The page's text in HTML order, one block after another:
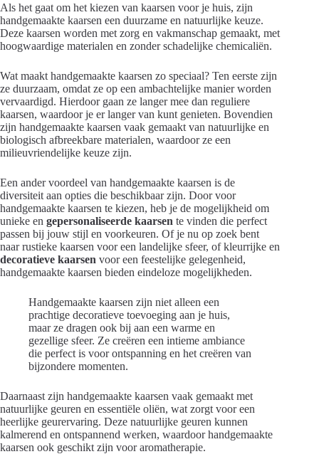
Als het gaat om het kiezen van kaarsen voor je huis, zijn
handgemaakte kaarsen een duurzame en natuurlijke keuze.
Deze kaarsen worden met zorg en vakmanschap gemaakt, met
hoogwaardige materialen en zonder schadelijke chemicaliën.
Wat maakt handgemaakte kaarsen zo speciaal? Ten eerste zijn
ze duurzaam, omdat ze op een ambachtelijke manier worden
vervaardigd. Hierdoor gaan ze langer mee dan reguliere
kaarsen, waardoor je er langer van kunt genieten. Bovendien
zijn handgemaakte kaarsen vaak gemaakt van natuurlijke en
biologisch afbreekbare materialen, waardoor ze een
milieuvriendelijke keuze zijn.
Een ander voordeel van handgemaakte kaarsen is de
diversiteit aan opties die beschikbaar zijn. Door voor
handgemaakte kaarsen te kiezen, heb je de mogelijkheid om
unieke en gepersonaliseerde kaarsen te vinden die perfect
passen bij jouw stijl en voorkeuren. Of je nu op zoek bent
naar rustieke kaarsen voor een landelijke sfeer, of kleurrijke en
decoratieve kaarsen voor een feestelijke gelegenheid,
handgemaakte kaarsen bieden eindeloze mogelijkheden.
Handgemaakte kaarsen zijn niet alleen een
prachtige decoratieve toevoeging aan je huis,
maar ze dragen ook bij aan een warme en
gezellige sfeer. Ze creëren een intieme ambiance
die perfect is voor ontspanning en het creëren van
bijzondere momenten.
Daarnaast zijn handgemaakte kaarsen vaak gemaakt met
natuurlijke geuren en essentiële oliën, wat zorgt voor een
heerlijke geurervaring. Deze natuurlijke geuren kunnen
kalmerend en ontspannend werken, waardoor handgemaakte
kaarsen ook geschikt zijn voor aromatherapie.